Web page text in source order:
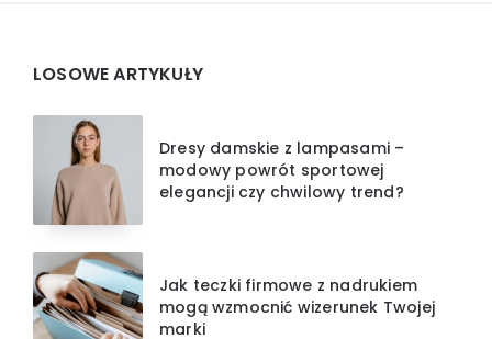
Widgets
LOSOWE ARTYKUŁY
Dresy damskie z lampasami –
modowy powrót sportowej
elegancji czy chwilowy trend?
Jak teczki firmowe z nadrukiem
mogą wzmocnić wizerunek Twojej
marki